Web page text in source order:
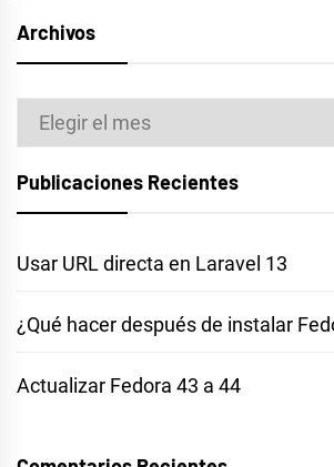
Archivos
Archivos
Publicaciones Recientes
Usar URL directa en Laravel 13
¿Qué hacer después de instalar
Actualizar Fedora 43 a 44